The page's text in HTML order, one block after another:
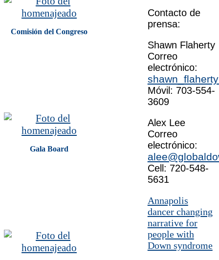
Contacto de
prensa:
Shawn Flaherty
Correo
electrónico:
Móvil: 703-554-
3609
Alex Lee
Correo
electrónico:
Cell: 720-548-
5631
Annapolis
dancer changing
narrative for
people with
Down syndrome
Comisión del Congreso
Gala Board